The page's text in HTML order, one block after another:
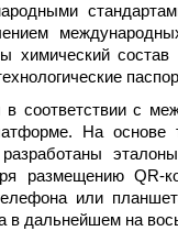
химический
соответствии с
На
размещению QR-
или
в дальнейшем на